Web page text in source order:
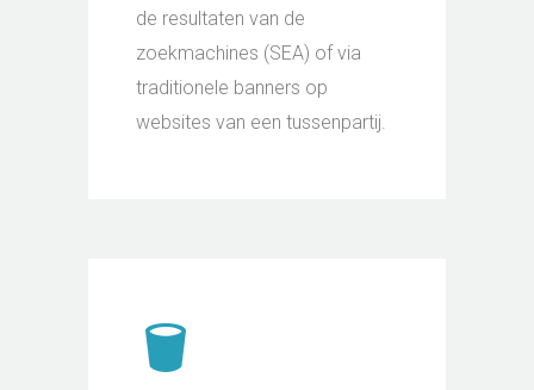
de resultaten van de
zoekmachines (SEA) of via
traditionele banners op
websites van een tussenpartij.